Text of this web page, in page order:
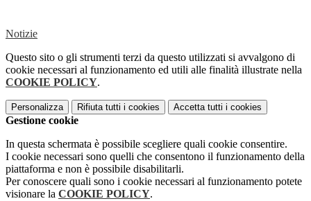
Notizie
Questo sito o gli strumenti terzi da questo utilizzati si avvalgono di
cookie necessari al funzionamento ed utili alle finalità illustrate nella
COOKIE POLICY.
Personalizza Rifiuta tutti i cookies Accetta tutti i cookies
Gestione cookie
In questa schermata è possibile scegliere quali cookie consentire.
I cookie necessari sono quelli che consentono il funzionamento della
piattaforma e non è possibile disabilitarli.
Per conoscere quali sono i cookie necessari al funzionamento potete
visionare la COOKIE POLICY.